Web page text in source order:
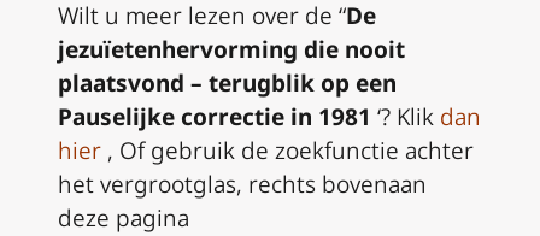
Wilt u meer lezen over de “De
jezuïetenhervorming die nooit
plaatsvond – terugblik op een
Pauselijke correctie in 1981 ‘? Klik dan
hier , Of gebruik de zoekfunctie achter
het vergrootglas, rechts bovenaan
deze pagina